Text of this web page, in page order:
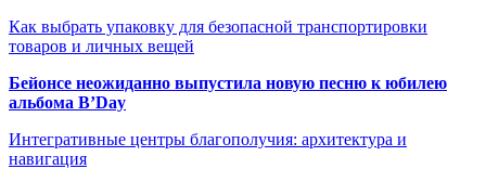
Как выбрать упаковку для безопасной транспортировки
товаров и личных вещей
Бейонсе неожиданно выпустила новую песню к юбилею
альбома B’Day
Интегративные центры благополучия: архитектура и
навигация